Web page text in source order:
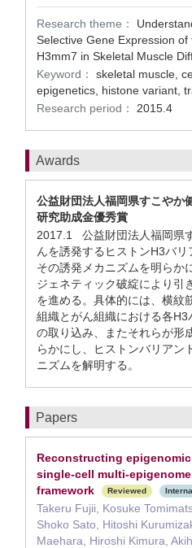
Research theme：
Selective Gene Expression
H3mm7 in Skeletal Muscle
Keyword：
skeletal muscle,
epigenetics, histone variant,
Research period：
2015.4
Awards
公益財団法人福岡県すこやか
研究助成金優秀賞
2017.1 公益財団法人福岡県
んを誘発するヒストンH3バ
その誘発メカニズムを明らか
ジェネティック破綻により引
を進める。具体的には、横紋
組織とがん組織における各
の取り込み、またそれらが形
らかにし、ヒストンバリアン
ニズムを解明する。
Papers
Reconstructing
single-cell multi-
framework
Reviewed
Takeru Fujii, Kosuke
Shoko Sato, Hitoshi
Maehara, Hiroshi Kimura,